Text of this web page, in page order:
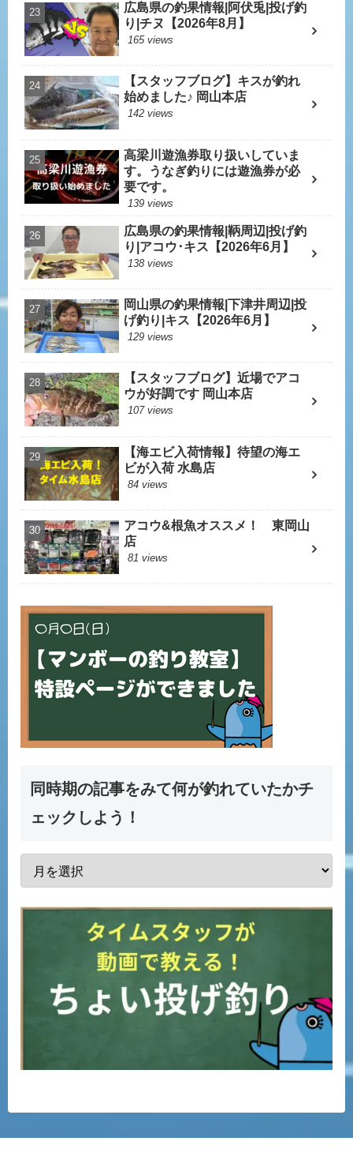
広島県の釣果情報|阿伏兎|投げ釣
り|チヌ【2026年8月】
165 views
【スタッフブログ】キスが釣れ
始めました♪ 岡山本店
142 views
高梁川遊漁券取り扱いしていま
す。うなぎ釣りには遊漁券が必
要です。
139 views
広島県の釣果情報|鞆周辺|投げ釣
り|アコウ･キス【2026年6月】
138 views
岡山県の釣果情報|下津井周辺|投
げ釣り|キス【2026年6月】
129 views
【スタッフブログ】近場でアコ
ウが好調です 岡山本店
107 views
【海エビ入荷情報】待望の海エ
ビが入荷 水島店
84 views
アコウ&根魚オススメ！ 東岡山
店
81 views
同時期の記事をみて何が釣れていたかチ
ェックしよう！